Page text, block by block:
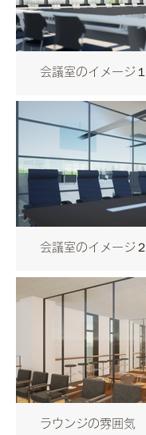
会議室のイメージ１
会議室のイメージ２
ラウンジの雰囲気